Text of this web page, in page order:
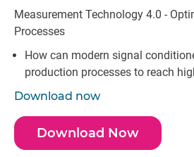
Measurement Technology 4.0 -
Processes
How can modern signal
production processes to reach
Download now
Download Now